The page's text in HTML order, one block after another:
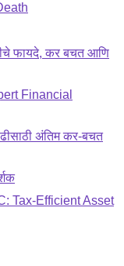
फायदे, कर बचत आणि
Financial
अंतिम कर-बचत
Tax-Efficient Asset